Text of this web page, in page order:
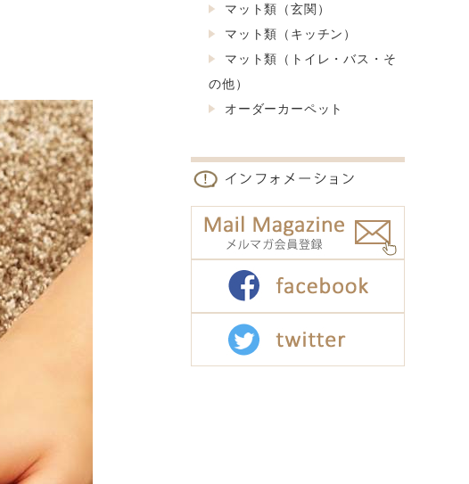
マット類（玄関）
マット類（キッチン）
マット類（トイレ・バス・そ
の他）
オーダーカーペット